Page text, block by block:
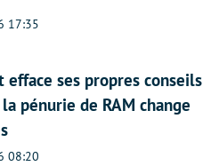
17:35
efface ses propres conseils
pénurie de RAM change
08:20